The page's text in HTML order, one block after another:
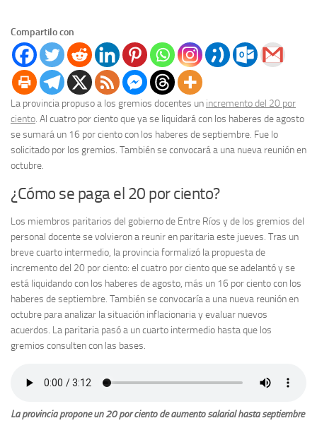
Compartilo con
La provincia propuso a los gremios docentes un incremento del 20 por
ciento. Al cuatro por ciento que ya se liquidará con los haberes de agosto
se sumará un 16 por ciento con los haberes de septiembre. Fue lo
solicitado por los gremios. También se convocará a una nueva reunión en
octubre.
¿Cómo se paga el 20 por ciento?
Los miembros paritarios del gobierno de Entre Ríos y de los gremios del
personal docente se volvieron a reunir en paritaria este jueves. Tras un
breve cuarto intermedio, la provincia formalizó la propuesta de
incremento del 20 por ciento: el cuatro por ciento que se adelantó y se
está liquidando con los haberes de agosto, más un 16 por ciento con los
haberes de septiembre. También se convocaría a una nueva reunión en
octubre para analizar la situación inflacionaria y evaluar nuevos
acuerdos. La paritaria pasó a un cuarto intermedio hasta que los
gremios consulten con las bases.
La provincia propone un 20 por ciento de aumento salarial hasta septiembre